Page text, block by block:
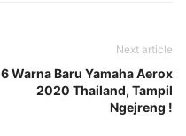
Next article
6 Warna Baru Yamaha Aerox
2020 Thailand, Tampil
Ngejreng !